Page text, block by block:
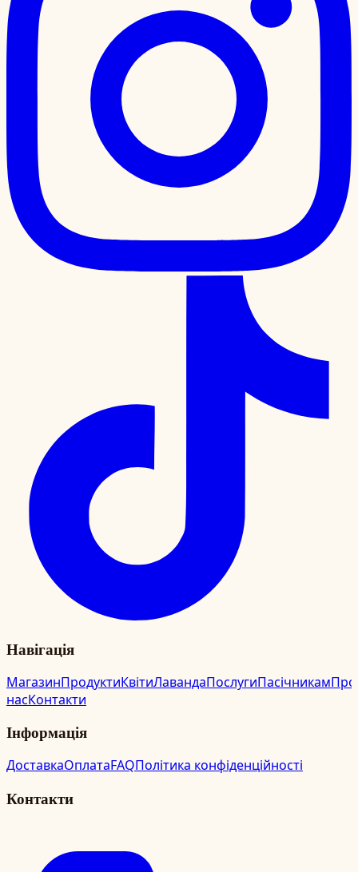
Навігація
МагазинПродуктиКвітиЛавандаПослугиПасічникамПро
насКонтакти
Інформація
ДоставкаОплатаFAQПолітика конфіденційності
Контакти